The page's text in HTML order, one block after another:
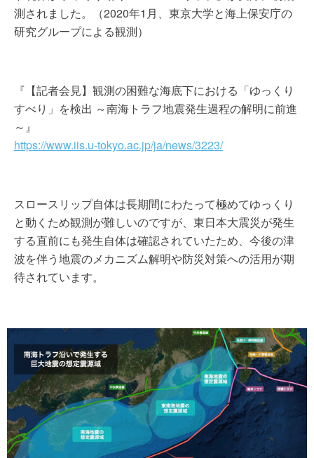
測されました。（2020年1月、東京大学と海上保安庁の
研究グループによる観測）
『【記者会見】観測の困難な海底下における「ゆっくり
すべり」を検出 ～南海トラフ地震発生過程の解明に前進
～』
https://www.iis.u-tokyo.ac.jp/ja/news/3223/
スロースリップ自体は長期間にわたって極めてゆっくり
と動くため観測が難しいのですが、東日本大震災が発生
する直前にも発生自体は確認されていたため、今後の津
波を伴う地震のメカニズム解明や防災対策への活用が期
待されています。